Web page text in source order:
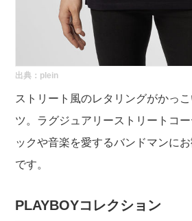
出典： plein
ストリート風のレタリングがかっ
ツ。ラグジュアリーストリートコ
ックや音楽を愛するバンドマンに
です。
PLAYBOYコレクション